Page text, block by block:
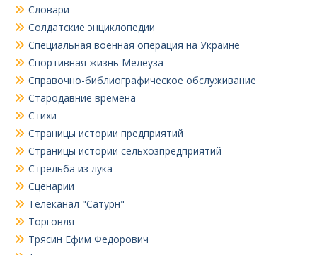
Словари
Солдатские энциклопедии
Специальная военная операция на Украине
Спортивная жизнь Мелеуза
Справочно-библиографическое обслуживание
Стародавние времена
Стихи
Страницы истории предприятий
Страницы истории сельхозпредприятий
Стрельба из лука
Сценарии
Телеканал "Сатурн"
Торговля
Трясин Ефим Федорович